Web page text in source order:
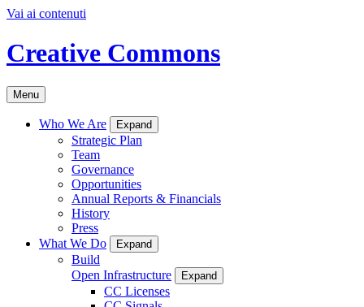
Vai ai contenuti
Creative Commons
Menu
Who We Are Expand
Strategic Plan
Team
Governance
Opportunities
Annual Reports & Financials
History
Press
What We Do
Expand
Build
Open Infrastructure
Expand
CC Licenses